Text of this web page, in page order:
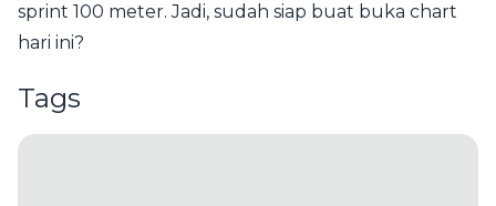
sprint 100 meter. Jadi, sudah siap buat buka chart
hari ini?
Tags